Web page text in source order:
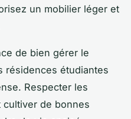
un mobilier léger et
de bien gérer le
résidences étudiantes
Respecter les
de bonnes